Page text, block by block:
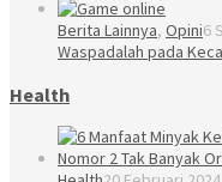
Berita Lainnya, Opini6
Waspadalah pada
Health